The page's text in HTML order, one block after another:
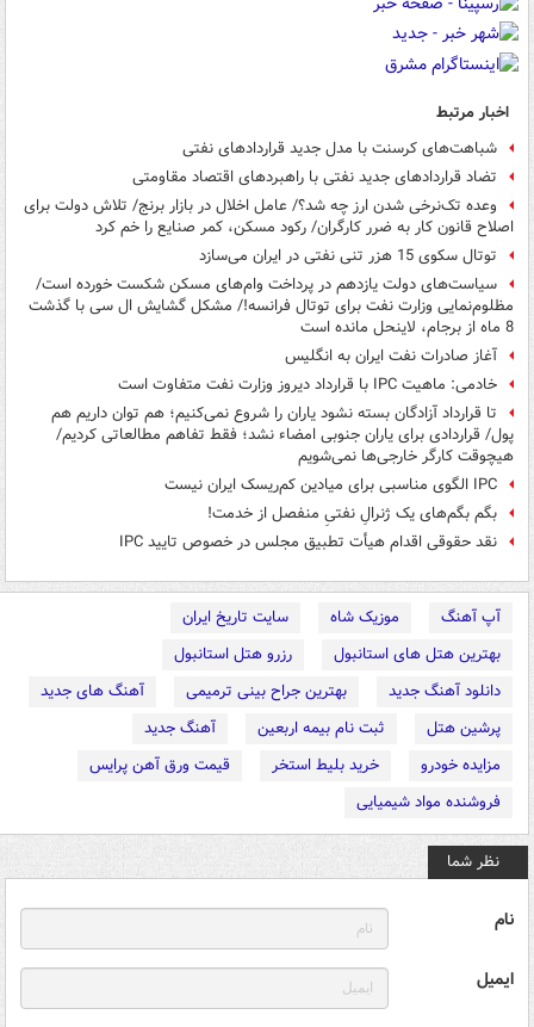
اخبار مرتبط
شباهت‌های کرسنت با مدل جدید قراردادهای نفتی
تضاد قراردادهای جدید نفتی با راهبردهای اقتصاد مقاومتی
وعده تک‌نرخی شدن ارز چه شد؟/ عامل اخلال در بازار برنج/ تلاش دولت برای
اصلاح قانون کار به ضرر کارگران/ رکود مسکن،‌ کمر صنایع را خم کرد
توتال سکوی 15 هزر تنی نفتی در ایران می‌سازد
سیاست‌های دولت یازدهم در پرداخت وام‌های مسکن شکست خورده است/
مظلوم‌نمایی وزارت نفت برای توتال فرانسه!/ مشکل گشایش ال سی با گذشت
8 ماه از برجام، لاینحل مانده است
آغاز صادرات نفت ایران به انگلیس
خادمی: ماهیت IPC با قرارداد دیروز وزارت نفت‌ متفاوت است
تا قرارداد آزادگان بسته نشود یاران را شروع نمی‌کنیم؛ هم توان داریم هم
پول/ قراردادی برای یاران جنوبی امضاء نشد؛ فقط تفاهم مطالعاتی کردیم/
هیچوقت کارگر خارجی‌ها نمی‌شویم
IPC الگوی مناسبی برای میادین کم‌ریسک ایران نیست
بگم بگم‌های یک ژنرالِ نفتیِ منفصل از خدمت!
نقد حقوقی اقدام هیأت تطبیق مجلس در خصوص تایید IPC
آپ آهنگ موزیک شاه
سایت تاریخ ایران
بهترین هتل های استانبول
رزرو هتل استانبول
دانلود آهنگ جدید
بهترین جراح بینی ترمیمی
آهنگ های جدید
پرشین هتل
ثبت نام بیمه اربعین
آهنگ جدید
مزایده خودرو
خرید بلیط استخر
قیمت ورق آهن پرایس
فروشنده مواد شیمیایی
نظر شما
نام
ایمیل